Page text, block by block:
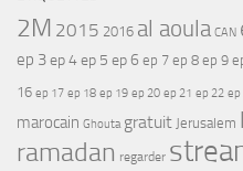
2M 2015 2016 al aoula CAN
ep 3ep 4ep 5 ep 6 ep 7 ep 8 ep 9
16 ep 17 ep 18 ep 19 ep 20 ep 21 ep 22 ep
marocain Ghouta gratuit Jerusalem
ramadan regarder